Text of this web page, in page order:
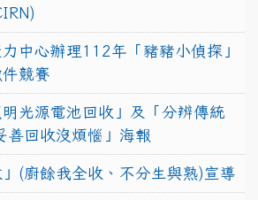
中心辦理112年「豬豬小偵探」
競賽
光源電池回收」及「分辨傳統
善回收沒煩惱」海報
」(廚餘我全收、不分生與熟)宣導